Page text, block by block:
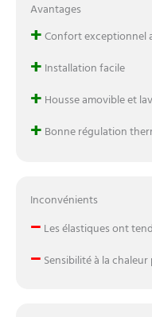
Avantages
+Confort exceptionnel
+ Installation facile
+ Housse amovible et
+ Bonne régulation
Inconvénients
– Les élastiques ont
– Sensibilité à la